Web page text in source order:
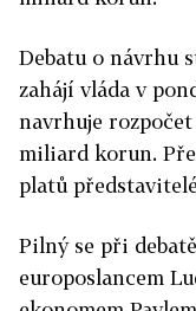
Debatu o návrhu
zahájí vláda v
navrhuje rozpočet
miliard korun.
platů
Pilný se při
europoslancem